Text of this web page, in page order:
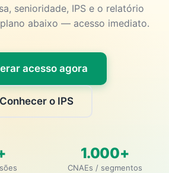
senioridade, IPS e o relatório
plano abaixo — acesso imediato.
acesso agora
Conhecer o IPS
1.000+
CNAEs / segmentos